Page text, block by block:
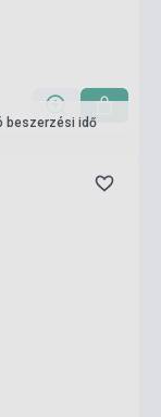
beszerzési idő